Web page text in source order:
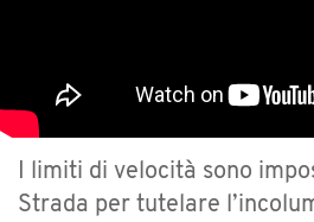
I limiti di velocità sono
Strada per tutelare